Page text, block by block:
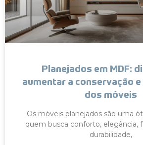
Planejados em MDF:
aumentar a conservação
dos móveis
Os móveis planejados são uma
quem busca conforto, elegância,
durabilidade,